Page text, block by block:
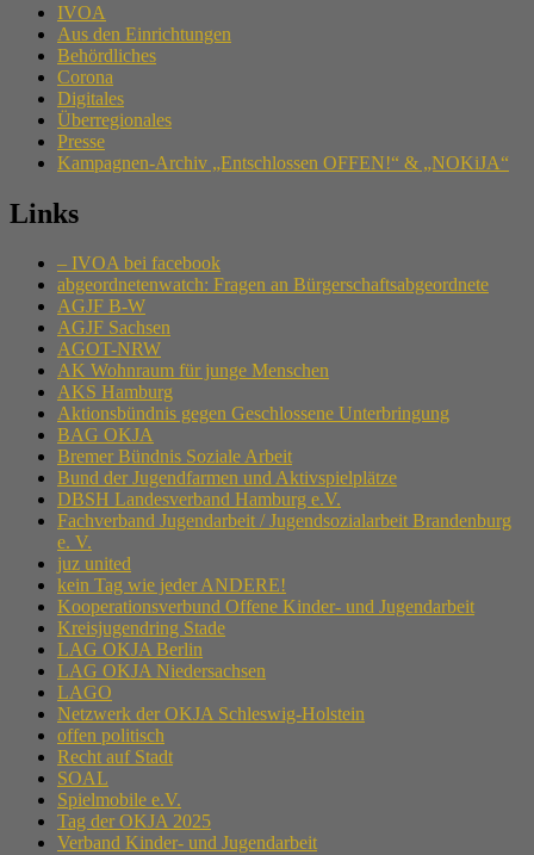
IVOA
Aus den Einrichtungen
Behördliches
Corona
Digitales
Überregionales
Presse
Kampagnen-Archiv „Entschlossen OFFEN!“ & „NOKiJA“
Links
– IVOA bei facebook
abgeordnetenwatch: Fragen an Bürgerschaftsabgeordnete
AGJF B-W
AGJF Sachsen
AGOT-NRW
AK Wohnraum für junge Menschen
AKS Hamburg
Aktionsbündnis gegen Geschlossene Unterbringung
BAG OKJA
Bremer Bündnis Soziale Arbeit
Bund der Jugendfarmen und Aktivspielplätze
DBSH Landesverband Hamburg e.V.
Fachverband Jugendarbeit / Jugendsozialarbeit Brandenburg
e. V.
juz united
kein Tag wie jeder ANDERE!
Kooperationsverbund Offene Kinder- und Jugendarbeit
Kreisjugendring Stade
LAG OKJA Berlin
LAG OKJA Niedersachsen
LAGO
Netzwerk der OKJA Schleswig-Holstein
offen politisch
Recht auf Stadt
SOAL
Spielmobile e.V.
Tag der OKJA 2025
Verband Kinder- und Jugendarbeit